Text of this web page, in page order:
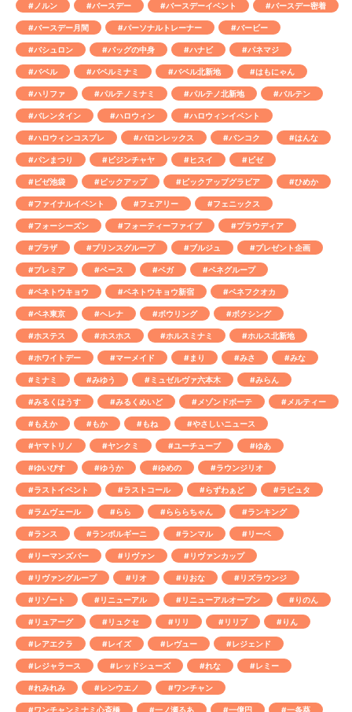
#ノルン #バースデー #バースデーイベント #バースデー密着
#バースデー月間 #パーソナルトレーナー #バービー
#バシュロン #バッグの中身 #ハナビ #パネマジ
#バベル #バベルミナミ #バベル北新地 #はもにゃん
#ハリファ #パルテノミナミ #パルテノ北新地 #バルテン
#バレンタイン #ハロウィン #ハロウィンイベント
#ハロウィンコスプレ #バロンレックス #バンコク #はんな
#パンまつり #ビジンチャヤ #ヒスイ #ビゼ
#ビゼ池袋 #ピックアップ #ピックアップグラビア #ひめか
#ファイナルイベント #フェアリー #フェニックス
#フォーシーズン #フォーティーファイブ #プラウディア
#プラザ #プリンスグループ #ブルジュ #プレゼント企画
#プレミア #ベース #ベガ #ベネグループ
#ベネトウキョウ #ベネトウキョウ新宿 #ベネフクオカ
#ベネ東京 #ヘレナ #ボウリング #ボクシング
#ホステス #ホスホス #ホルスミナミ #ホルス北新地
#ホワイトデー #マーメイド #まり #みさ #みな
#ミナミ #みゆう #ミュゼルヴァ六本木 #みらん
#みるくはうす #みるくめいど #メゾンドボーテ #メルティー
#もえか #もか #もね #やさしいニュース
#ヤマトリノ #ヤンクミ #ユーチューブ #ゆあ
#ゆいぴす #ゆうか #ゆめの #ラウンジリオ
#ラストイベント #ラストコール #らずわぁど #ラピュタ
#ラムヴェール #らら #らららちゃん #ランキング
#ランス #ランボルギーニ #ランマル #リーベ
#リーマンズバー #リヴァン #リヴァンカップ
#リヴァングループ #リオ #りおな #リズラウンジ
#リゾート #リニューアル #リニューアルオープン #りのん
#リュアーグ #リュクセ #リリ #リリブ #りん
#レアエクラ #レイズ #レヴュー #レジェンド
#レジャラース #レッドシューズ #れな #レミー
#れみれみ #レンウエノ #ワンチャン
#ワンチャンミナミ心斎橋 #一ノ瀬るあ #一億円 #一条葵